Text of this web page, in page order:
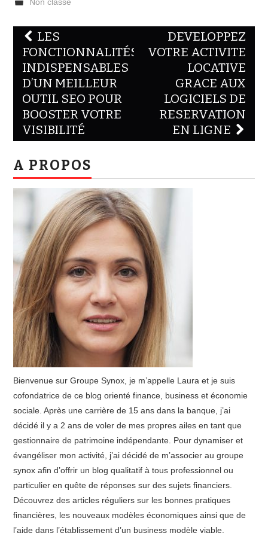
Navigation
des
articles
LES
FONCTIONNALITÉS
INDISPENSABLES
D’UN MEILLEUR
OUTIL SEO POUR
BOOSTER VOTRE
VISIBILITÉ
DEVELOPPEZ
VOTRE ACTIVITE
LOCATIVE
GRACE AUX
LOGICIELS DE
RESERVATION
EN LIGNE
A PROPOS
Bienvenue sur Groupe Synox, je m’appelle Laura et je suis
cofondatrice de ce blog orienté finance, business et économie
sociale. Après une carrière de 15 ans dans la banque, j’ai
décidé il y a 2 ans de voler de mes propres ailes en tant que
gestionnaire de patrimoine indépendante. Pour dynamiser et
évangéliser mon activité, j’ai décidé de m’associer au groupe
synox afin d’offrir un blog qualitatif à tous professionnel ou
particulier en quête de réponses sur des sujets financiers.
Découvrez des articles réguliers sur les bonnes pratiques
financières, les nouveaux modèles économiques ainsi que de
l’aide dans l’établissement d’un business modèle viable.